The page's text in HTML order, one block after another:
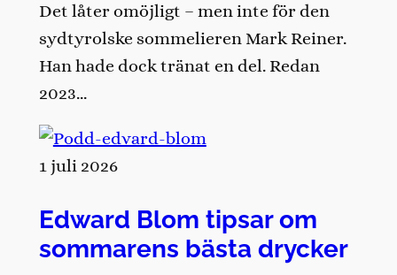
Det låter omöjligt – men inte för den
sydtyrolske sommelieren Mark Reiner.
Han hade dock tränat en del. Redan
2023…
1 juli 2026
Edward Blom tipsar om
sommarens bästa drycker